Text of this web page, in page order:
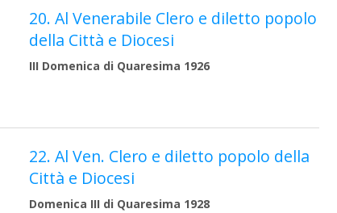
20. Al Venerabile Clero e diletto popolo
della Città e Diocesi
III Domenica di Quaresima 1926
22. Al Ven. Clero e diletto popolo della
Città e Diocesi
Domenica III di Quaresima 1928